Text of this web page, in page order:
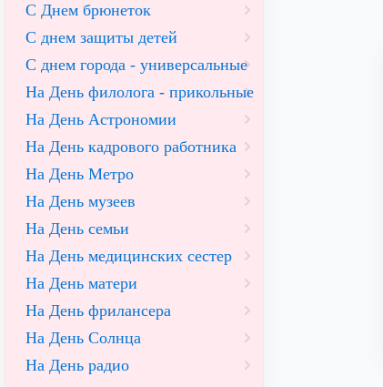
С Днем брюнеток
С днем защиты детей
С днем города - универсальные
На День филолога - прикольные
На День Астрономии
На День кадрового работника
На День Метро
На День музеев
На День семьи
На День медицинских сестер
На День матери
На День фрилансера
На День Солнца
На День радио